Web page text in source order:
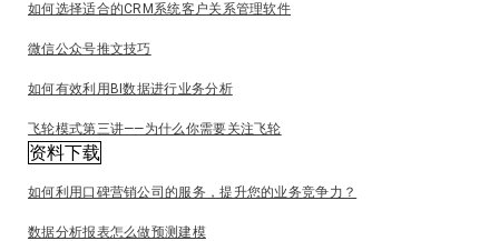
如何选择适合的CRM系统客户关系管理软件
微信公众号推文技巧
如何有效利用BI数据进行业务分析
飞轮模式第三讲——为什么你需要关注飞轮
资料下载
如何利用口碑营销公司的服务，提升您的业务竞争力？
数据分析报表怎么做预测建模